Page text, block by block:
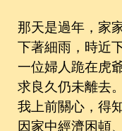
那天是過年，家
下著細雨，時近
一位婦人跪在虎
求良久仍未離去。
我上前關心，得
因家中經濟困頓